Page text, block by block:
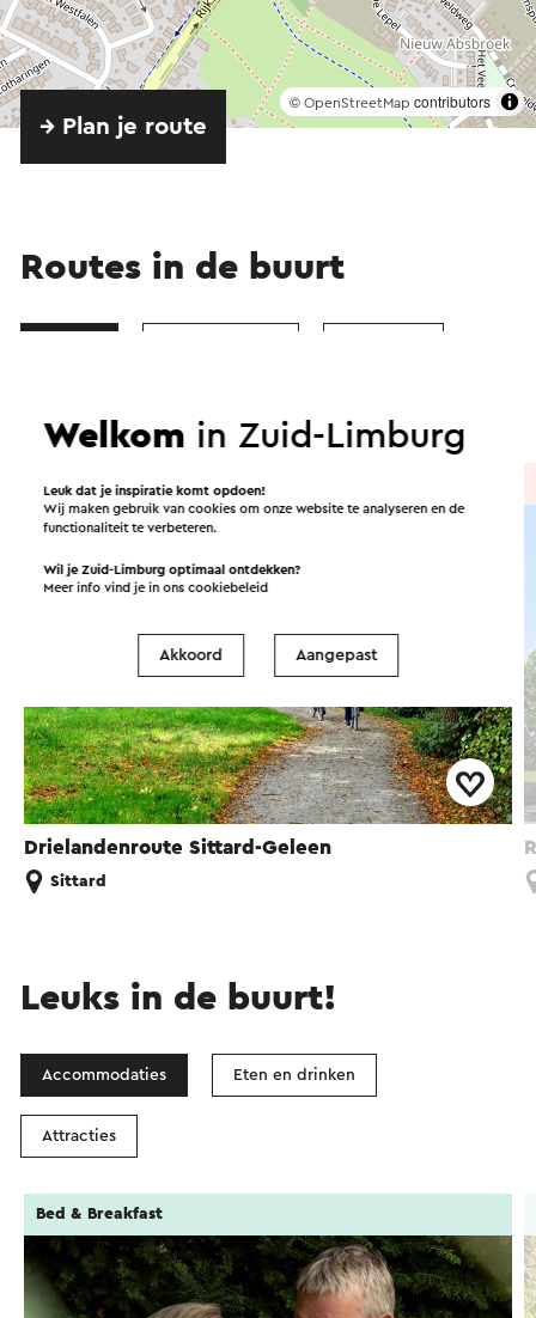
© OpenStreetMap contributors
→ Plan je route
Routes in de buurt
Drielandenroute Sittard-Geleen
Fietsroute
Sittard
Leuks in de buurt!
Accommodaties Eten en drinken
Attracties
Bed & Breakfast
Welkom in Zuid-Limburg
Leuk dat je inspiratie komt opdoen!
Wij maken gebruik van cookies om onze website te analyseren en de
functionaliteit te verbeteren.
Wil je Zuid-Limburg optimaal ontdekken?
Meer info vind je in onscookiebeleid
Akkoord Aangepast